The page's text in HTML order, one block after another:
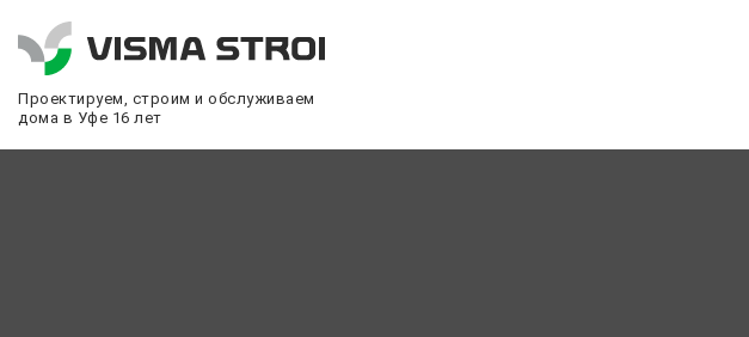
Проектируем, строим и обслуживаем
дома в Уфе 16 лет